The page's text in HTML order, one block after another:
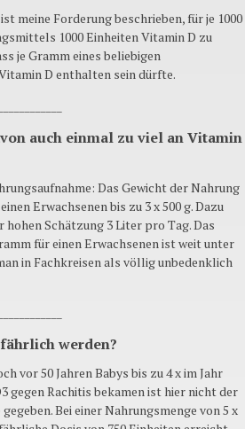
meine Forderung beschrieben, für je 1000
1000 Einheiten Vitamin D zu
je Gramm eines beliebigen
D enthalten sein dürfte.
auch einmal zu viel an Vitamin
Das Gewicht der Nahrung
Erwachsenen bis zu 3 x 500 g. Dazu
hohen Schätzung 3 Liter pro Tag. Das
für einen Erwachsenen ist weit unter
in Fachkreisen als völlig unbedenklich
werden?
vor 50 Jahren Babys bis zu 4 x im Jahr
gegen Rachitis bekamen ist hier nicht der
Bei einer Nahrungsmenge von 5 x